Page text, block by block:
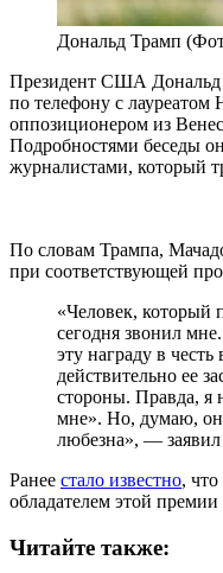
Дональд Трамп
Президент США Дональд
по телефону с
оппозиционером из
Подробностями беседы
журналистами, который
По словам Трампа,
при соответствующей
«Человек,
сегодня звонил
эту награду в
действительно ее
стороны. Правда, я
мне». Но, думаю,
любезна», —
Ранее стало известно,
обладателем этой премии
Читайте также: